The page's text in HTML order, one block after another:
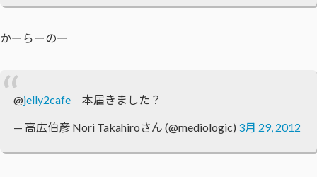
かーらーのー
@jelly2cafe 本届きました？
— 高広伯彦 Nori Takahiroさん (@mediologic) 3月 29, 2012